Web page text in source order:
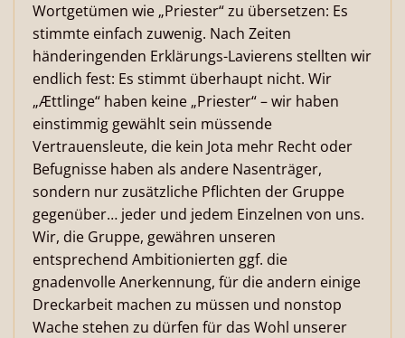
Wortgetümen wie „Priester“ zu übersetzen: Es
stimmte einfach zuwenig. Nach Zeiten
händeringenden Erklärungs-Lavierens stellten wir
endlich fest: Es stimmt überhaupt nicht. Wir
„Ættlinge“ haben keine „Priester“ – wir haben
einstimmig gewählt sein müssende
Vertrauensleute, die kein Jota mehr Recht oder
Befugnisse haben als andere Nasenträger,
sondern nur zusätzliche Pflichten der Gruppe
gegenüber… jeder und jedem Einzelnen von uns.
Wir, die Gruppe, gewähren unseren
entsprechend Ambitionierten ggf. die
gnadenvolle Anerkennung, für die andern einige
Dreckarbeit machen zu müssen und nonstop
Wache stehen zu dürfen für das Wohl unserer